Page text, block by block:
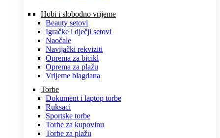
Hobi i slobodno vrijeme
Beauty setovi
Igračke i dječji setovi
Naočale
Navijački rekviziti
Oprema za bicikl
Oprema za plažu
Vrijeme blagdana
Torbe
Dokument i laptop torbe
Ruksaci
Sportske torbe
Torbe za kupovinu
Torbe za plažu